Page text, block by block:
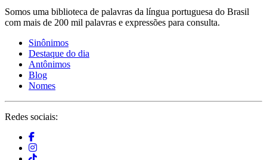
Somos uma biblioteca de palavras da língua portuguesa do Brasil
com mais de 200 mil palavras e expressões para consulta.
Sinônimos
Destaque do dia
Antônimos
Blog
Nomes
Redes sociais: